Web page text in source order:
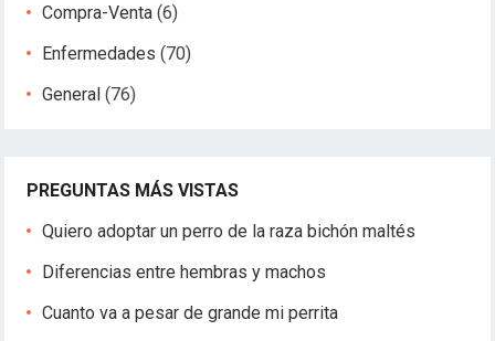
Compra-Venta (6)
Enfermedades (70)
General (76)
PREGUNTAS MÁS VISTAS
Quiero adoptar un perro de la raza bichón maltés
Diferencias entre hembras y machos
Cuanto va a pesar de grande mi perrita